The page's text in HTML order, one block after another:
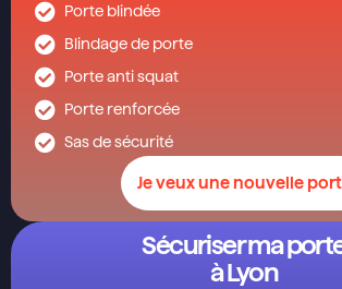
Porte blindée
Blindage de porte
Porte anti squat
Porte renforcée
Sas de sécurité
Je veux une nouvelle
Sécuriser ma
à Lyon